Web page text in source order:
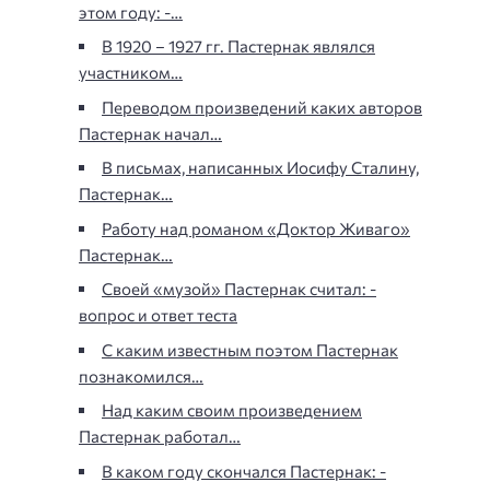
этом году: -…
В 1920 – 1927 гг. Пастернак являлся
участником…
Переводом произведений каких авторов
Пастернак начал…
В письмах, написанных Иосифу Сталину,
Пастернак…
Работу над романом «Доктор Живаго»
Пастернак…
Своей «музой» Пастернак считал: -
вопрос и ответ теста
С каким известным поэтом Пастернак
познакомился…
Над каким своим произведением
Пастернак работал…
В каком году скончался Пастернак: -